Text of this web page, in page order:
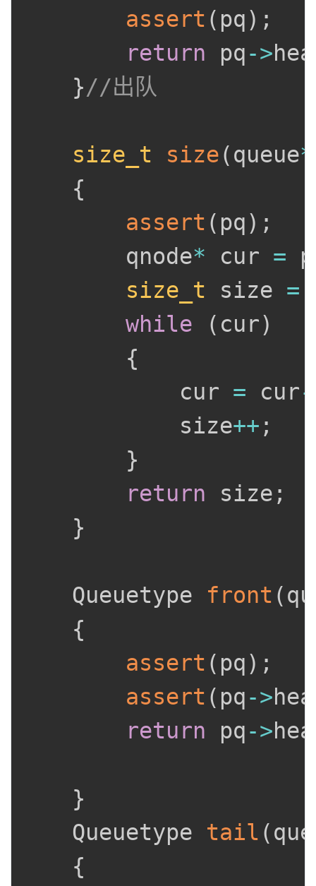
assert ( pq) ;
return pq->
}//出队
size_t size(queue*
{
assert ( pq) ;
		qnode
* cur =
size_t size =
while
( cur)
{
			cur
= cur
			size
++ ;
}
return size ;
}
	Queuetype
front (
{
assert ( pq) ;
assert ( pq->
return pq->
}
	Queuetype
tail (
{